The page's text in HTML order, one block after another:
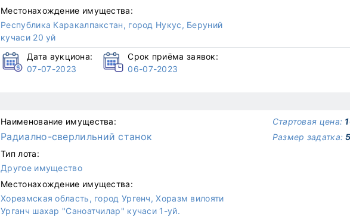
Местонахождение имущества:
Республика Каракалпакстан, город Нукус, Беруний
кучаси 20 уй
Дата аукциона:
07-07-2023
Срок приёма заявок:
06-07-2023
Наименование имущества:
Радиално-сверлильний станок
Тип лота:
Другое имущество
Местонахождение имущества:
Хорезмская область, город Ургенч, Хоразм вилояти
Урганч шахар "Саноатчилар" кучаси 1-уй.
Стартовая цена:
Размер задатка: